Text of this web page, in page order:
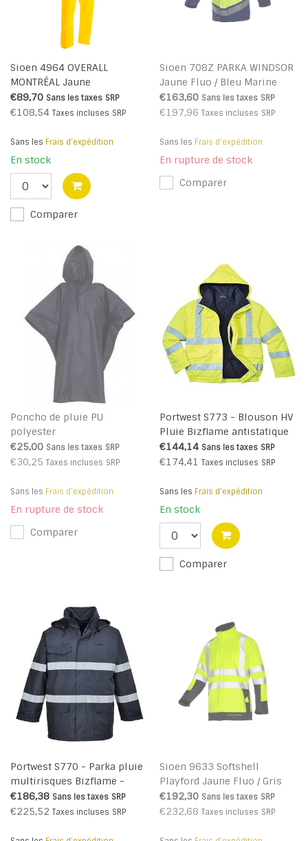
Sioen 4964 OVERALL
MONTRÉAL Jaune
€89,70 Sans les taxes SRP
€108,54 Taxes incluses SRP
Sans les Frais d'expédition
En stock
Comparer
Sioen 708Z PARKA WINDSOR
Jaune Fluo / Bleu Marine
€163,60 Sans les taxes SRP
€197,96 Taxes incluses SRP
Sans les Frais d'expédition
En rupture de stock
Comparer
Poncho de pluie PU
polyester
€25,00 Sans les taxes SRP
€30,25 Taxes incluses SRP
Sans les Frais d'expédition
En rupture de stock
Comparer
Portwest S773 - Blouson HV
Pluie Bizflame antistatique
et flamme retardant - Yellow
- R
€144,14 Sans les taxes SRP
€174,41 Taxes incluses SRP
Sans les Frais d'expédition
En stock
Comparer
Portwest S770 - Parka pluie
multirisques Bizflame -
Navy - R
€186,38 Sans les taxes SRP
€225,52 Taxes incluses SRP
Sioen 9633 Softshell
Playford Jaune Fluo / Gris
€192,30 Sans les taxes SRP
€232,68 Taxes incluses SRP